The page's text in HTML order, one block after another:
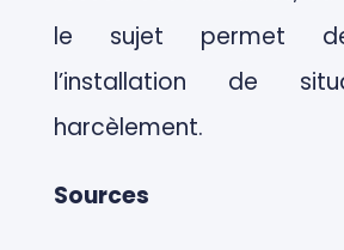
le sujet permet
l’installation de
harcèlement.
Sources